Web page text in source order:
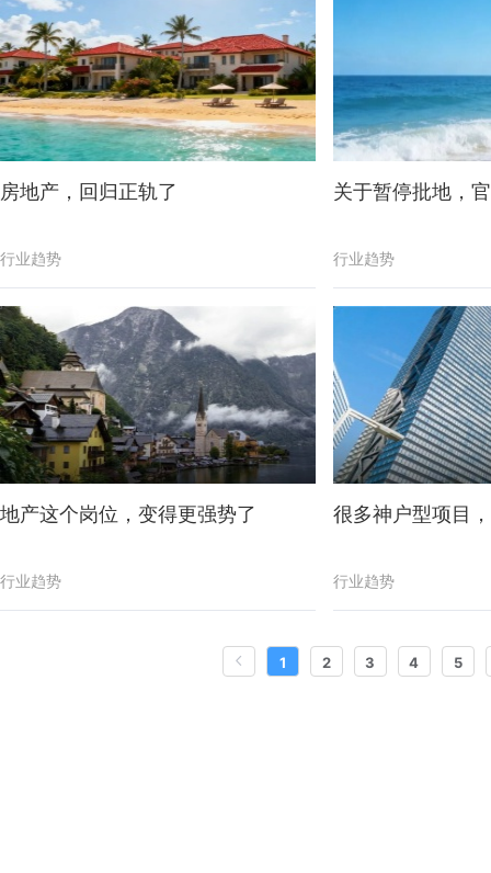
房地产，回归正轨了
行业趋势
关于暂停批地，
行业趋势
地产这个岗位，变得更强势了
行业趋势
很多神户型项目
行业趋势
1 2 3 4 5